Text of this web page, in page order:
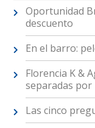
Oportunidad
descuento
En el barro:
Florencia K &
separadas por
Las cinco